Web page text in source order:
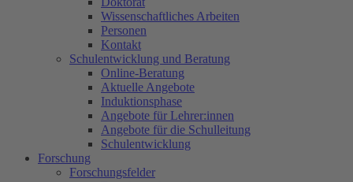
Wissenschaftliches Arbeiten
Personen
Kontakt
Schulentwicklung und Beratung
Online-Beratung
Aktuelle Angebote
Induktionsphase
Angebote für Lehrer:innen
Angebote für die Schulleitung
Schulentwicklung
Forschung
Forschungsfelder